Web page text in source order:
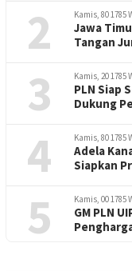
2 Kamis, 80 1785
Jawa
Tangan
3 Kamis, 20 1785
PLN Siap
Dukung
4 Kamis, 80 1785
Adela
Siapkan
5 Kamis, 00 1785
GM PLN